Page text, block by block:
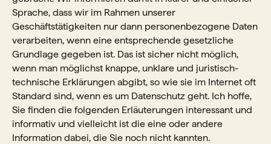
Sprache, dass wir im Rahmen unserer
Geschäftstätigkeiten nur dann personenbezogene Daten
verarbeiten, wenn eine entsprechende gesetzliche
Grundlage gegeben ist. Das ist sicher nicht möglich,
wenn man möglichst knappe, unklare und juristisch-
technische Erklärungen abgibt, so wie sie im Internet oft
Standard sind, wenn es um Datenschutz geht. Ich hoffe,
Sie finden die folgenden Erläuterungen interessant und
informativ und vielleicht ist die eine oder andere
Information dabei, die Sie noch nicht kannten.